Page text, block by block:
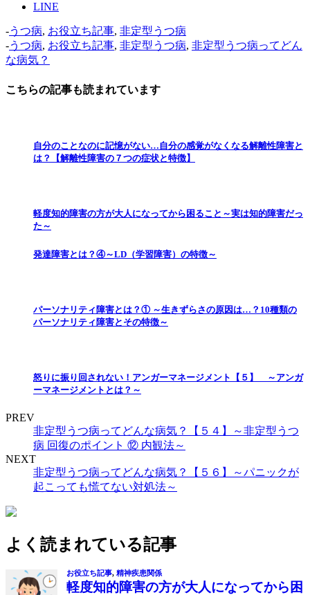
LINE
-うつ病, お役立ち記事, 非定型うつ病
-うつ病, お役立ち記事, 非定型うつ病, 非定型うつ病ってどん
な病気？
こちらの記事も読まれています
自分のことなのに記憶がない…自分の感覚がなくなる解離性障害と
は？【解離性障害の７つの症状と特徴】
軽度知的障害の方が大人になってから困ること～実は知的障害だっ
た～
発達障害とは？④～LD（学習障害）の特徴～
パーソナリティ障害とは？① ～生きずらさの原因は…？10種類の
パーソナリティ障害とその特徴～
怒りに振り回されない！アンガーマネージメント【５】 ～アンガ
ーマネージメントとは？～
PREV
非定型うつ病ってどんな病気？【５４】～非定型うつ
病 回復のポイント ⑫ 内観法～
NEXT
非定型うつ病ってどんな病気？【５６】～パニックが
起こっても慌てない対処法～
よく読まれている記事